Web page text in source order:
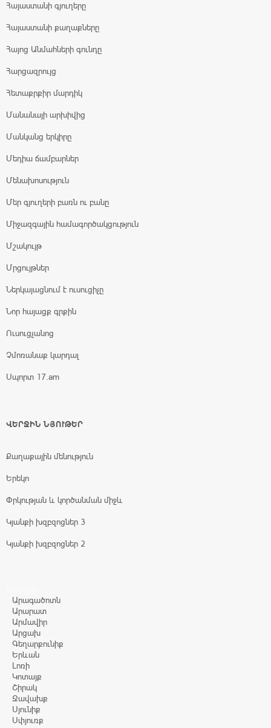
Հայաստանի գյուղերը
Հայաստանի քաղաքները
Հայոց Անմահների գունդը
Հարցազրույց
Հետաքրքիր մարդիկ
Մանանայի արխիվից
Մանկանց երկիրը
Մեդիա ճամբարներ
Մենախոսություն
Մեր գյուղերի բառն ու բանը
Միջազգային համագործակցություն
Մշակույթ
Մրցույթներ
Ներկայացնում է ուսուցիչը
Նոր հայացք գրքին
Ուսուցչանոց
Չմոռանաք կարդալ
Սպորտ 17.am
ՎԵՐՋԻՆ ՆՅՈՒԹԵՐ
Քաղաքային մենություն
Երեկո
Փրկության և կործանման միջև
Կյանքի խզբզոցներ 3
Կյանքի խզբզոցներ 2
Արագածոտն
Արարատ
Արմավիր
Արցախ
Գեղարքունիք
Երևան
Լոռի
Կոտայք
Շիրակ
Ջավախք
Սյունիք
Սփյուռք